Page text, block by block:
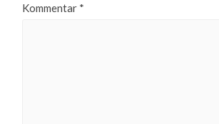
Kommentar *